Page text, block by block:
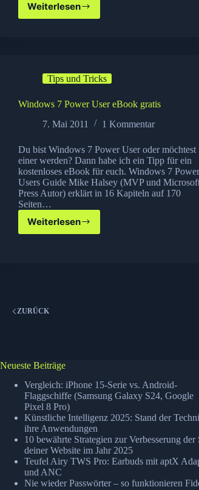
WeiterlesenSysinternals
Tips und Tricks
Windows 7 Power User eBook gratis
7. Mai 2011
1 Kommentar
Du bist Windows 7 Power User oder möchtest
einer werden? Dann habe ich ein Tipp für ein
kostenloses eBook für euch. Windows 7 Power
Users Guide Mike Halsey (MVP und
Press Autor) erklärt in 16 Kapiteln auf 170
Seiten…
Weiterlesen
Windows
7
ZURÜCK
Neueste Beiträge
Vergleich: iPhone 15-Serie vs. Android-
Flaggschiffe (Samsung Galaxy S24, Google
Pixel 8 Pro)
Künstliche Intelligenz 2025: Stand der
ihre Anwendungen
10 bewährte Strategien zur Verbesserung der
deiner Website im Jahr 2025
Teufel Airy TWS Pro: Earbuds mit aptX
und ANC
Nie wieder Passwörter – so funktionieren